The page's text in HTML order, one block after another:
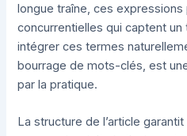
longue traîne, ces
concurrentielles qui captent un
intégrer ces termes
bourrage de mots-clés, est
par la pratique.
La structure de l’article